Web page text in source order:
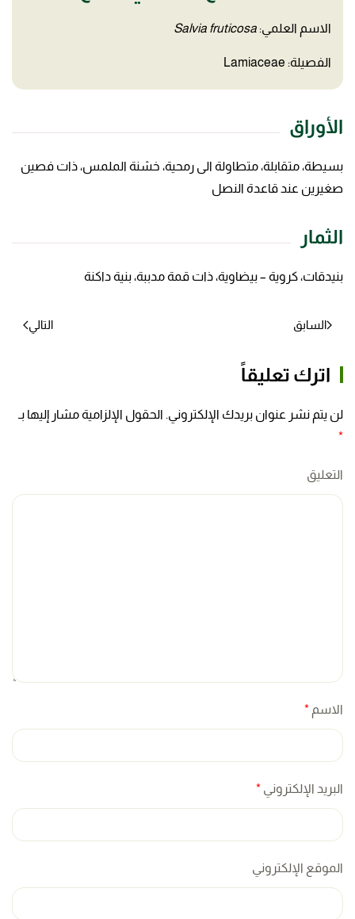
الاسم العلمي: Salvia fruticosa
الفصيلة: Lamiaceae
الأوراق
بسيطة، متقابلة، متطاولة الى رمحية، خشنة الملمس، ذات فصين
صغيرين عند قاعدة النصل
الثمار
بنيدقات، كروية – بيضاوية، ذات قمة مدببة، بنية داكنة
السابق التالي
اترك تعليقاً
لن يتم نشر عنوان بريدك الإلكتروني. الحقول الإلزامية مشار إليها بـ
*
التعليق
الاسم *
البريد الإلكتروني *
الموقع الإلكتروني